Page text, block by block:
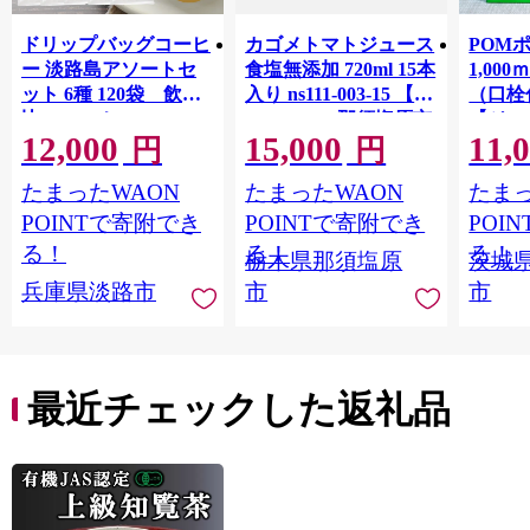
ドリップバッグコーヒ
ー 淡路島アソートセ
ット 6種 120袋 飲み
比べ コーヒー
12,000 円
たまったWAON
POINTで寄附でき
る！
兵庫県淡路市
カゴメトマトジュース
食塩無添加 720ml 15本
入り ns111-003-15 【
KAGOME 那須塩原市
ギフト トマト 野菜 ジ
ュース 飲料 ドリンク
健康 GABA 血圧 コレ
ステロール】
15,000 円
たまったWAON
POINTで寄附でき
る！
栃木県那須塩原
市
POM
1,000
（口
【ジ
Ｍ 爽
ジ 果
ンス
ンド
庫 ド
入れし
アタイ
たま
る！
茨城
市
最近チェックした返礼品